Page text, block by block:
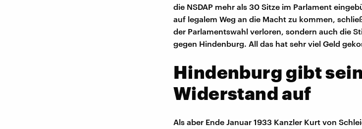
die NSDAP mehr als 30 Sitze im Parlament
auf legalem Weg an die Macht zu kommen,
der Parlamentswahl verloren, sondern auch die
gegen Hindenburg. All das hat sehr viel Geld
Hindenburg gibt
Widerstand auf
Als aber Ende Januar 1933 Kanzler Kurt von